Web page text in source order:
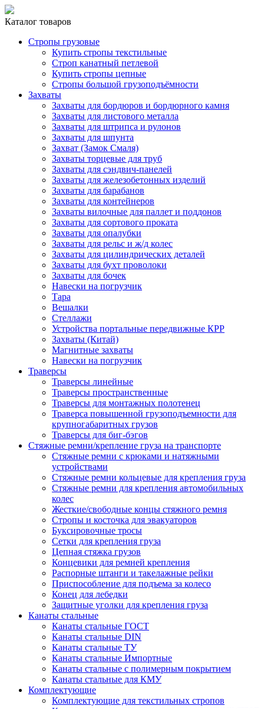
Каталог товаров
Стропы грузовые
Купить стропы текстильные
Строп канатный петлевой
Купить стропы цепные
Стропы большой грузоподъёмности
Захваты
Захваты для бордюров и бордюрного камня
Захваты для листового металла
Захваты для штрипса и рулонов
Захваты для шпунта
Захват (Замок Смаля)
Захваты торцевые для труб
Захваты для сэндвич-панелей
Захваты для железобетонных изделий
Захваты для барабанов
Захваты для контейнеров
Захваты вилочные для паллет и поддонов
Захваты для сортового проката
Захваты для опалубки
Захваты для рельс и ж/д колес
Захваты для цилиндрических деталей
Захваты для бухт проволоки
Захваты для бочек
Навески на погрузчик
Тара
Вешалки
Стеллажи
Устройства портальные передвижные КРР
Захваты (Китай)
Магнитные захваты
Навески на погрузчик
Траверсы
Траверсы линейные
Траверсы пространственные
Траверсы для монтажных полотенец
Траверса повышенной грузоподъемности для
крупногабаритных грузов
Траверсы для биг-бэгов
Стяжные ремни/крепление груза на транспорте
Стяжные ремни с крюками и натяжными
устройствами
Стяжные ремни кольцевые для крепления груза
Стяжные ремни для крепления автомобильных
колес
Жесткие/свободные концы стяжного ремня
Стропы и косточка для эвакуаторов
Буксировочные тросы
Сетки для крепления груза
Цепная стяжка грузов
Концевики для ремней крепления
Распорные штанги и такелажные рейки
Приспособление для подъема за колесо
Конец для лебедки
Защитные уголки для крепления груза
Канаты стальные
Канаты стальные ГОСТ
Канаты стальные DIN
Канаты стальные ТУ
Канаты стальные Импортные
Канаты стальные с полимерным покрытием
Канаты стальные для КМУ
Комплектующие
Комплектующие для текстильных стропов